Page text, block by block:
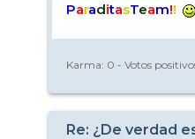
ParaditasTeam!!
Karma: 0 - Votos
Re: ¿De verdad